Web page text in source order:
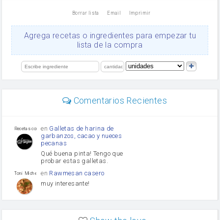
Ajos
salsa de soja
limón
Borrar lista Email Imprimir
Agrega recetas o ingredientes para empezar tu
lista de la compra
Comentarios Recientes
Recetas con sazon
en Galletas de harina de
garbanzos, cacao y nueces
pecanas
Qué buena pinta! Tengo que
probar estas galletas.
Toni Michel Caubet
en Rawmesan casero
muy interesante!
enLasaña casera fácil y